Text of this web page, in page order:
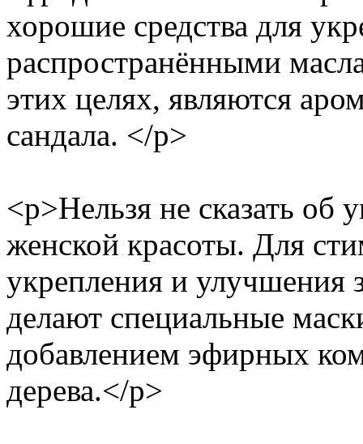
хорошие средства для
распространёнными
этих целях, являются
сандала. </p>
<p>Нельзя не сказать об
женской красоты. Для
укрепления и
делают специальные
добавлением эфирных
дерева.</p>